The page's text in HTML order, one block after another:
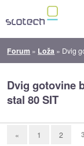
Forum » Loža » Dvig
Dvig gotovine
stal 80 SIT
« 1 2